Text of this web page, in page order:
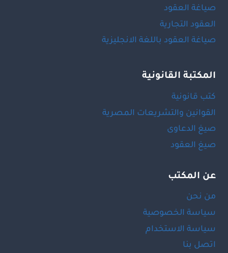
صياغة العقود
العقود التجارية
صياغة العقود باللغة الانجليزية
المكتبة القانونية
كتب قانونية
القوانين والتشريعات المصرية
صيغ الدعاوى
صيغ العقود
عن المكتب
من نحن
سياسة الخصوصية
سياسة الاستخدام
اتصل بنا